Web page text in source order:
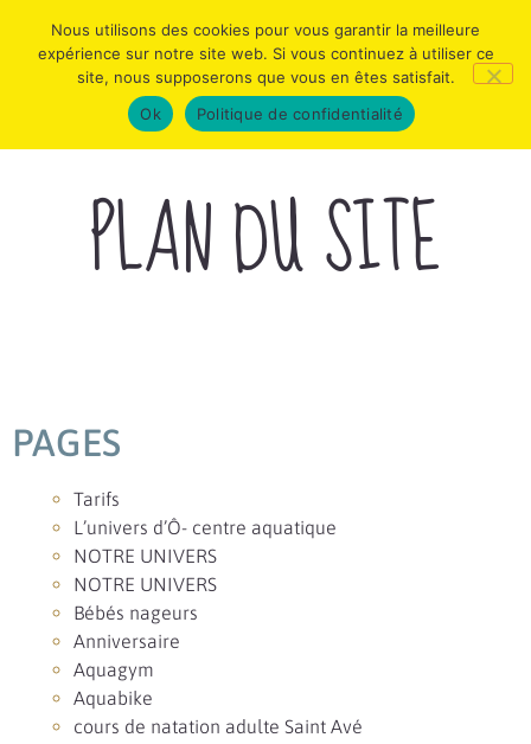
PLAN DU SITE
PAGES
Tarifs
L’univers d’Ô- centre aquatique
NOTRE UNIVERS
NOTRE UNIVERS
Bébés nageurs
Anniversaire
Aquagym
Aquabike
cours de natation adulte Saint Avé
Nous utilisons des cookies pour vous garantir la meilleure
expérience sur notre site web. Si vous continuez à utiliser ce
site, nous supposerons que vous en êtes satisfait.
Ok
Politique de confidentialité